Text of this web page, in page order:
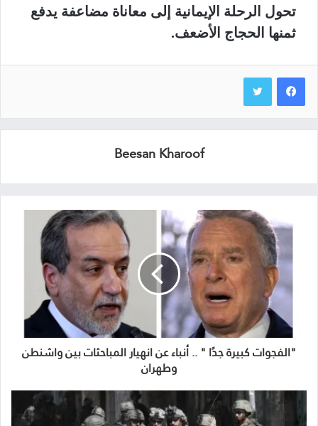
تحول الرحلة الإيمانية إلى معاناة مضاعفة يدفع
ثمنها الحجاج الأضعف.
Beesan Kharoof
"الفجوات كبيرة جدًا " .. أنباء عن انهيار المباحثات بين واشنطن
وطهران